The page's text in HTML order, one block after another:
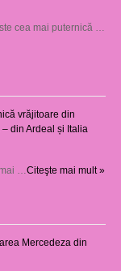
cea mai puternică …
vrăjitoare din
din Ardeal și Italia
… Citeşte mai mult »
Mercedeza din